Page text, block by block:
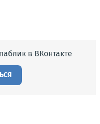
в ВКонтакте